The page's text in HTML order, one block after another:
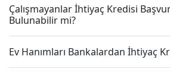
Çalışmayanlar İhtiyaç Kredisi
Bulunabilir mi?
Ev Hanımları Bankalardan İhtiyaç